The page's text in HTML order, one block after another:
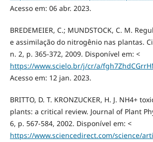
Acesso em: 06 abr. 2023.
BREDEMEIER, C.; MUNDSTOCK, C. M.
e assimilação do nitrogênio nas plantas.
n. 2, p. 365-372, 2009. Disponível em: <
https://www.scielo.br/j/cr/a/
Acesso em: 12 jan. 2023.
BRITTO, D. T. KRONZUCKER, H. J. NH4+
plants: a critical review. Journal of Plant
6, p. 567-584, 2002. Disponível em: <
https://www.sciencedirect.com/science/